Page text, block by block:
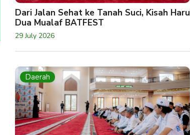
Dari Jalan Sehat ke Tanah Suci, Kisah Haru
Dua Mualaf BATFEST
29 July 2026
Daerah